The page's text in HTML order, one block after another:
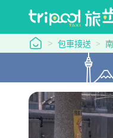
tripool 旅步
包車接送